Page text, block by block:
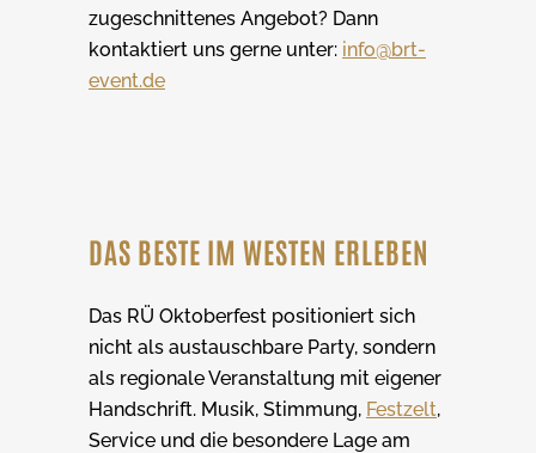
zugeschnittenes Angebot? Dann
kontaktiert uns gerne unter: info@brt-
event.de
DAS BESTE IM WESTEN ERLEBEN
Das RÜ Oktoberfest positioniert sich
nicht als austauschbare Party, sondern
als regionale Veranstaltung mit eigener
Handschrift. Musik, Stimmung, Festzelt,
Service und die besondere Lage am